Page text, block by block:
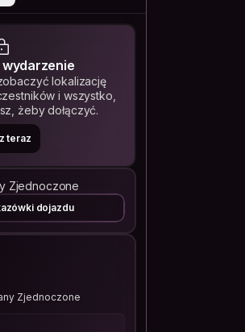
lokalizację
i wszystko,
żeby dołączyć.
teraz
Zjednoczone
dojazdu
Zjednoczone